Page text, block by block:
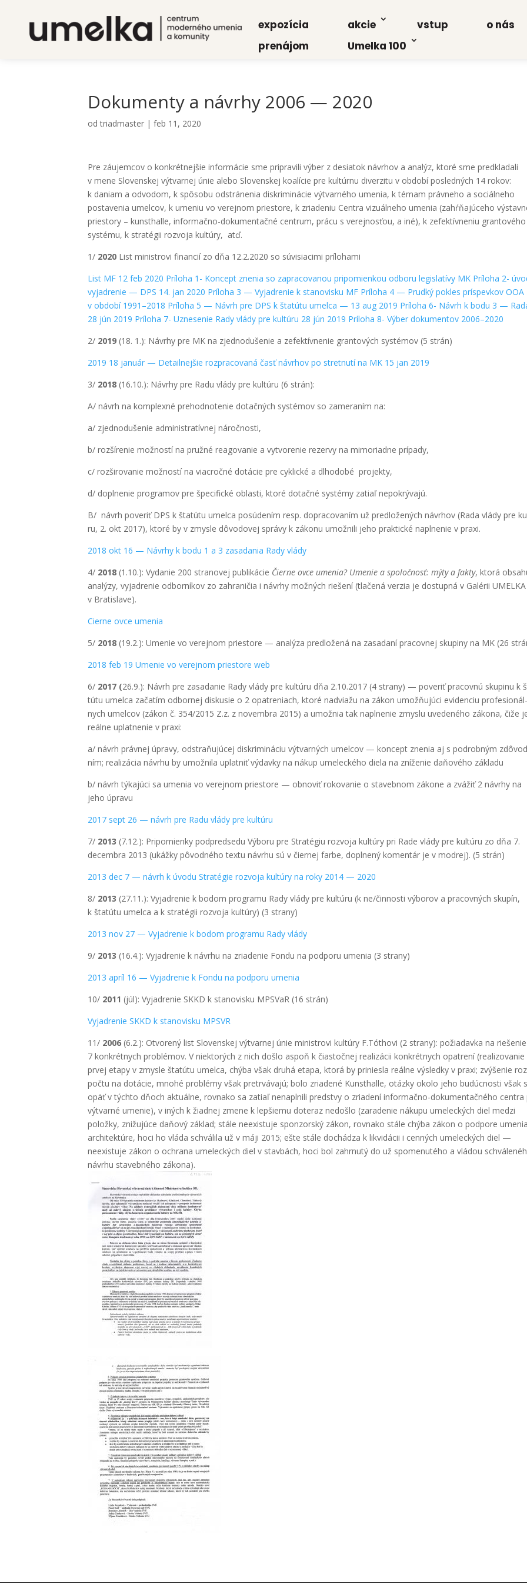
expo­zí­cia akcie vstup o nás
pre­ná­jom
Umel­ka 100
Doku­men­ty a návrhy 2006 — 2020
odtriadmaster |feb 11, 2020
Pre záu­jem­cov o kon­krét­nej­šie infor­má­cie sme pri­pra­vi­li výber z desia­tok návrhov a ana­lýz, kto­ré sme pred­kla­da­li
v mene Slo­ven­skej výtvar­nej únie ale­bo Slo­ven­skej koalí­cie pre kul­túr­nu diver­zi­tu v obdo­bí posled­ných 14 rokov:
k daniam a odvo­dom, k spô­so­bu odstrá­ne­nia dis­kri­mi­ná­cie výtvar­né­ho ume­nia, k témam práv­ne­ho a sociál­ne­ho
posta­ve­nia umel­cov, k ume­niu vo verej­nom pries­to­re, k zria­de­niu Cen­tra vizu­ál­ne­ho ume­nia (zahŕňa­jú­ce­ho
pries­to­ry – kunst­hal­le, infor­mač­no-doku­men­tač­né cen­trum, prá­cu s verej­nos­ťou, a iné), k zefek­tív­ne­niu gran­to­vé­ho
sys­té­mu, k stra­té­gii roz­vo­ja kul­tú­ry, atď.
1/ 2020 List minis­tro­vi finan­cií zo dňa 12.2.2020 so súvi­sia­ci­mi prí­lo­ha­mi
List MF 12 feb 2020 Prí­lo­ha 1- Kon­cept zne­nia so zapra­co­va­nou pri­po­mien­kou odbo­ru legis­la­tí­vy MK Prí­lo­ha 2-
vyjad­re­nie — DPS 14. jan 2020 Prí­lo­ha 3 — Vyjad­re­nie k sta­no­vis­ku MF Prí­lo­ha 4 — Prud­ký pokles prís­pev­kov OOA
v obdo­bí 1991–2018 Prí­lo­ha 5 — Návrh pre DPS k šta­tú­tu umel­ca — 13 aug 2019 Prí­lo­ha 6- Návrh k bodu 3 —
28 jún 2019 Prí­lo­ha 7- Uzne­se­nie Rady vlá­dy pre kul­tú­ru 28 jún 2019 Prí­lo­ha 8- Výber doku­men­tov 2006–2020
2/ 2019 (18. 1.): Návrhy pre MK na zjed­no­du­še­nie a zefek­tív­ne­nie gran­to­vých sys­té­mov (5 strán)
2019 18 janu­ár — Detail­nej­šie rozp­ra­co­va­ná časť návrhov po stret­nu­tí na MK 15 jan 2019
3/ 2018 (16.10.): Návrhy pre Radu vlá­dy pre kul­tú­ru (6 strán):
A/ návrh na kom­plex­né pre­hod­no­te­nie dotač­ných sys­té­mov so zame­ra­ním na:
a/ zjed­no­du­še­nie admi­ni­stra­tív­nej nároč­nos­ti,
b/ roz­ší­re­nie mož­nos­tí na pruž­né rea­go­va­nie a vytvo­re­nie rezer­vy na mimo­riad­ne prí­pa­dy,
c/ roz­ši­ro­va­nie mož­nos­tí na viac­roč­né dotá­cie pre cyk­lic­ké a dlho­do­bé pro­jek­ty,
d/ dopl­ne­nie prog­ra­mov pre špe­ci­fic­ké oblas­ti, kto­ré dotač­né sys­té­my zatiaľ nepok­rý­va­jú.
B/ návrh pove­riť DPS k šta­tú­tu umel­ca posú­de­ním resp. dopra­co­va­ním už pred­lo­že­ných návrhov (Rada vlá­dy pre
ru, 2. okt 2017), kto­ré by v zmys­le dôvo­do­vej sprá­vy k záko­nu umož­ni­li jeho prak­tic­ké napl­ne­nie v pra­xi.
2018 okt 16 — Návrhy k bodu 1 a 3 zasa­da­nia Rady vlá­dy
4/ 2018 (1.10.): Vyda­nie 200 stra­no­vej pub­li­ká­cie Čier­ne ovce ume­nia? Ume­nie a spo­loč­nosť: mýty a fak­ty, kto­rá
ana­lý­zy, vyjad­re­nie odbor­ní­kov zo zahra­ni­čia i návrhy mož­ných rie­še­ní (tla­če­ná ver­zia je dostup­ná v Galé­rii UMELKA
v Bra­ti­sla­ve).
Cier­ne ovce ume­nia
5/ 2018 (19.2.): Ume­nie vo verej­nom pries­to­re — ana­lý­za pred­lo­že­ná na zasa­da­ní pra­cov­nej sku­pi­ny na MK (26
2018 feb 19 Ume­nie vo verej­nom pries­to­re web
6/ 2017 (26.9.): Návrh pre zasa­da­nie Rady vlá­dy pre kul­tú­ru dňa 2.10.2017 (4 stra­ny) — pove­riť pra­cov­nú sku­pi­nu k
tú­tu umel­ca zača­tím odbor­nej dis­ku­sie o 2 opat­re­niach, kto­ré nad­via­žu na zákon umož­ňu­jú­ci evi­den­ciu pro­fe­si­onál­
nych umel­cov (zákon č. 354/2015 Z.z. z novem­bra 2015) a umož­nia tak napl­ne­nie zmys­lu uve­de­né­ho záko­na, čiže
reál­ne uplat­ne­nie v pra­xi:
a/ návrh práv­nej úpra­vy, odstra­ňu­jú­cej dis­kri­mi­ná­ciu výtvar­ných umel­cov — kon­cept zne­nia aj s pod­rob­ným
ním; rea­li­zá­cia návrhu by umož­ni­la uplat­niť výdav­ky na nákup ume­lec­ké­ho die­la na zní­že­nie daňo­vé­ho zákla­du
b/ návrh týka­jú­ci sa ume­nia vo verej­nom pries­to­re — obno­viť roko­va­nie o sta­veb­nom záko­ne a zvá­žiť 2 návrhy na
jeho úpra­vu
2017 sept 26 — návrh pre Radu vlá­dy pre kul­tú­ru
7/ 2013 (7.12.): Pri­po­mien­ky pod­pred­se­du Výbo­ru pre Stra­té­giu roz­vo­ja kul­tú­ry pri Rade vlá­dy pre kul­tú­ru zo dňa 7.
decem­bra 2013 (ukáž­ky pôvod­né­ho tex­tu návrhu sú v čier­nej far­be, dopl­ne­ný komen­tár je v mod­rej). (5 strán)
2013 dec 7 — návrh k úvo­du Stra­té­gie roz­vo­ja kul­tú­ry na roky 2014 — 2020
8/ 2013 (27.11.): Vyjad­re­nie k bodom prog­ra­mu Rady vlá­dy pre kul­tú­ru (k ne/činnosti výbo­rov a pra­cov­ných sku­pín,
k šta­tú­tu umel­ca a k stra­té­gii roz­vo­ja kul­tú­ry) (3 stra­ny)
2013 nov 27 — Vyjad­re­nie k bodom prog­ra­mu Rady vlá­dy
9/ 2013 (16.4.): Vyjad­re­nie k návrhu na zria­de­nie Fon­du na pod­po­ru ume­nia (3 stra­ny)
2013 apríl 16 — Vyjad­re­nie k Fon­du na pod­po­ru ume­nia
10/ 2011 (júl): Vyjad­re­nie SKKD k sta­no­vis­ku MPS­VaR (16 strán)
Vyjad­re­nie SKKD k sta­no­vis­ku MPSVR
11/ 2006 (6.2.): Otvo­re­ný list Slo­ven­skej výtvar­nej únie minis­tro­vi kul­tú­ry F.Tóthovi (2 stra­ny): požia­dav­ka na rie­še­nie
7 kon­krét­nych prob­lé­mov. V nie­kto­rých z nich doš­lo aspoň k čias­toč­nej rea­li­zá­cii kon­krét­nych opat­re­ní (rea­li­zo­va­nie
prvej eta­py v zmys­le šta­tú­tu umel­ca, chý­ba však dru­há eta­pa, kto­rá by pri­nies­la reál­ne výsled­ky v pra­xi; zvý­še­nie
poč­tu na dotá­cie, mno­hé prob­lé­my však pre­tr­vá­va­jú; bolo zria­de­né Kunst­hal­le, otáz­ky oko­lo jeho budúc­nos­ti však
opäť v tých­to dňoch aktu­ál­ne, rov­na­ko sa zatiaľ nena­pl­ni­li pred­stvy o zria­de­ní infor­mač­no-doku­men­tač­né­ho cen­tra
výtvar­né ume­nie), v iných k žiad­nej zme­ne k lep­šie­mu dote­raz nedoš­lo (zara­de­nie náku­pu ume­lec­kých diel medzi
polož­ky, zni­žu­jú­ce daňo­vý základ; stá­le neexis­tu­je spon­zor­ský zákon, rov­na­ko stá­le chý­ba zákon o pod­po­re
archi­tek­tú­re, hoci ho vlá­da schvá­li­la už v máji 2015; ešte stá­le dochá­dza k lik­vi­dá­cii i cen­ných ume­lec­kých diel —
neexis­tu­je zákon o ochra­na ume­lec­kých diel v stav­bách, hoci bol zahr­nu­tý do už spo­me­nu­té­ho a vlá­dou
návrhu sta­veb­né­ho záko­na).